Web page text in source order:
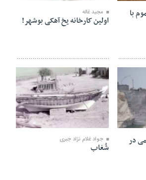
با
مجید غاله
اولین کارخانه یخ آهکی بوشهر!
در
۰۳ مرداد ۱۴۰۰
جواد غلام نژاد جبری
شُغاب